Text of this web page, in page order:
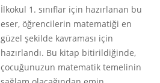
İlkokul 1. sınıflar için hazırlanan bu
eser, öğrencilerin matematiği en
güzel şekilde kavraması için
hazırlandı. Bu kitap bitirildiğinde,
çocuğunuzun matematik temelinin